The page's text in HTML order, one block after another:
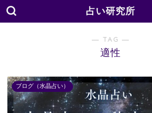
占い研究所
― TAG ―
適性
ブログ（水晶占い）